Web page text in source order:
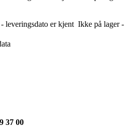
leveringsdato er kjent Ikke på lager -
37 00